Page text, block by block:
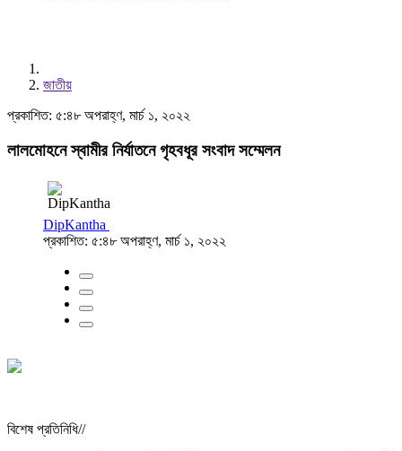
জাতীয়
প্রকাশিত: ৫:৪৮ অপরাহ্ণ, মার্চ ১, ২০২২
লালমোহনে স্বামীর নির্যাতনে গৃহবধূর সংবাদ সম্মেলন
DipKantha
প্রকাশিত: ৫:৪৮ অপরাহ্ণ, মার্চ ১, ২০২২
বিশেষ প্রতিনিধি//